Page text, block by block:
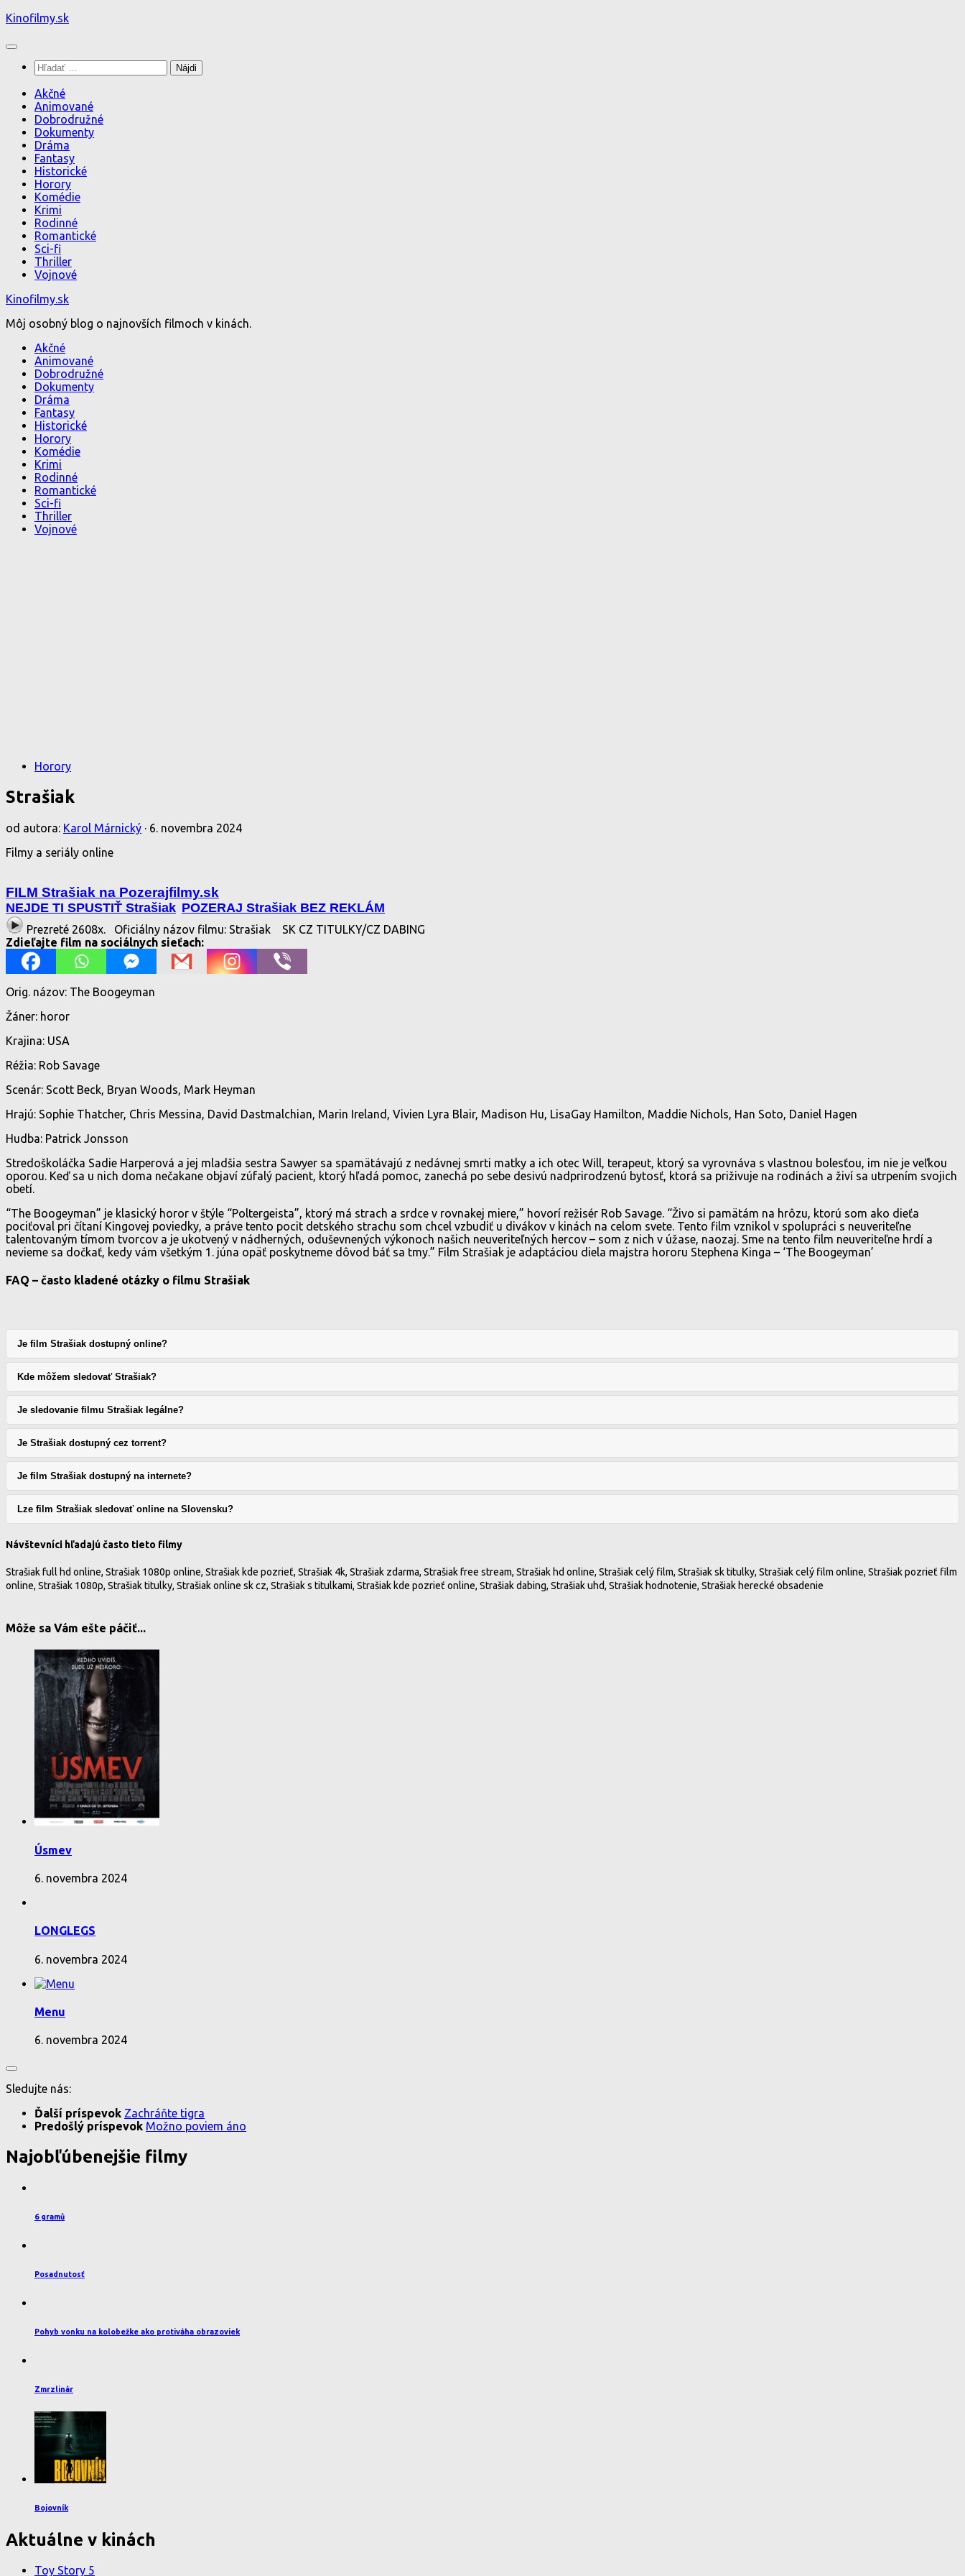
Preskočiť
obsah
Kinofilmy.sk
Hľadať:
Akčné
Animované
Dobrodružné
Dokumenty
Dráma
Fantasy
Historické
Horory
Komédie
Krimi
Rodinné
Romantické
Sci-fi
Thriller
Vojnové
Kinofilmy.sk
Môj osobný blog o najnovších filmoch v kinách.
Akčné
Animované
Dobrodružné
Dokumenty
Dráma
Fantasy
Historické
Horory
Komédie
Krimi
Rodinné
Romantické
Sci-fi
Thriller
Vojnové
Horory
Strašiak
od autora: Karol Márnický · 6. novembra 2024
Filmy a seriály online
FILM Strašiak na Pozerajfilmy.sk
NEJDE TI SPUSTIŤ Strašiak POZERAJ Strašiak BEZ REKLÁM
Prezreté 2608x. Oficiálny názov filmu: Strašiak
SK CZ TITULKY/CZ DABING
Zdieľajte film na sociálnych sieťach:
Orig. názov: The Boogeyman
Žáner: horor
Krajina: USA
Réžia: Rob Savage
Scenár: Scott Beck, Bryan Woods, Mark Heyman
Hrajú: Sophie Thatcher, Chris Messina, David Dastmalchian, Marin Ireland, Vivien Lyra Blair, Madison Hu, LisaGay Hamilton, Maddie Nichols, Han Soto, Daniel Hagen
Hudba: Patrick Jonsson
Stredoškoláčka Sadie Harperová a jej mladšia sestra Sawyer sa spamätávajú z nedávnej smrti matky a ich otec Will, terapeut, ktorý sa vyrovnáva s vlastnou bolesťou, im nie je veľkou
oporou. Keď sa u nich doma nečakane objaví zúfalý pacient, ktorý hľadá pomoc, zanechá po sebe desivú nadprirodzenú bytosť, ktorá sa priživuje na rodinách a živí sa utrpením svojich
obetí.
“The Boogeyman” je klasický horor v štýle “Poltergeista”, ktorý má strach a srdce v rovnakej miere,” hovorí režisér Rob Savage. “Živo si pamätám na hrôzu, ktorú som ako dieťa
pociťoval pri čítaní Kingovej poviedky, a práve tento pocit detského strachu som chcel vzbudiť u divákov v kinách na celom svete. Tento film vznikol v spolupráci s neuveriteľne
talentovaným tímom tvorcov a je ukotvený v nádherných, oduševnených výkonoch našich neuveriteľných hercov – som z nich v úžase, naozaj. Sme na tento film neuveriteľne hrdí a
nevieme sa dočkať, kedy vám všetkým 1. júna opäť poskytneme dôvod báť sa tmy.” Film Strašiak je adaptáciou diela majstra hororu Stephena Kinga – ‘The Boogeyman’
FAQ – často kladené otázky o filmu Strašiak
Je film Strašiak dostupný online?
Kde môžem sledovať Strašiak?
Je sledovanie filmu Strašiak legálne?
Je Strašiak dostupný cez torrent?
Je film Strašiak dostupný na internete?
Lze film Strašiak sledovať online na Slovensku?
Návštevníci hľadajú často tieto filmy
Strašiak full hd online, Strašiak 1080p online, Strašiak kde pozrieť, Strašiak 4k, Strašiak zdarma, Strašiak free stream, Strašiak hd online, Strašiak celý film, Strašiak sk titulky, Strašiak celý film online, Strašiak pozrieť film
online, Strašiak 1080p, Strašiak titulky, Strašiak online sk cz, Strašiak s titulkami, Strašiak kde pozrieť online, Strašiak dabing, Strašiak uhd, Strašiak hodnotenie, Strašiak herecké obsadenie
Môže sa Vám ešte páčiť...
Úsmev
6. novembra 2024
LONGLEGS
6. novembra 2024
Menu
6. novembra 2024
Sledujte nás:
Ďalší príspevok Zachráňte tigra
Predošlý príspevok Možno poviem áno
Najobľúbenejšie filmy
6 gramů
Posadnutosť
Pohyb vonku na kolobežke ako protiváha obrazoviek
Zmrzlinár
Bojovník
Aktuálne v kinách
Toy Story 5